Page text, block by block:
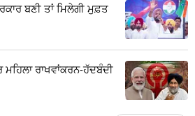
ਬਣੀ ਤਾਂ ਮਿਲੇਗੀ ਮੁਫ਼ਤ
ਮਹਿਲਾ ਰਾਖਵਾਂਕਰਨ-ਹੱਦਬੰਦੀ